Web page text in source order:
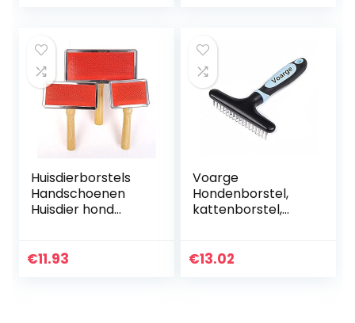
Huisdierborstels
Handschoenen
Huisdier hond
schoonheid
€11.93
Voarge
Hondenborstel,
kattenborstel,
katten met
€13.02